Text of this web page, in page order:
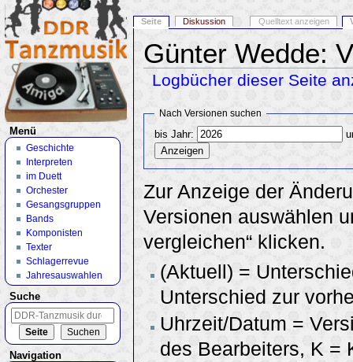
Günter Wedde:
Logbücher dieser Seite
Wechseln zu: Navigation
Suche
Nach Versionen suchen
bis Jahr:
Zur Anzeige der
Versionen auswählen
vergleichen“ klicken.
(Aktuell) =
Unterschied zur
Uhrzeit/Datum =
des Bearbeiters, K =
Seite Diskussion Quelltext anzeigen
Menü
Geschichte
Interpreten
im Duett
Orchester
Gesangsgruppen
Bands
Komponisten
Texter
Schlagerrevue
Jahresauswahlen
Suche
Navigation